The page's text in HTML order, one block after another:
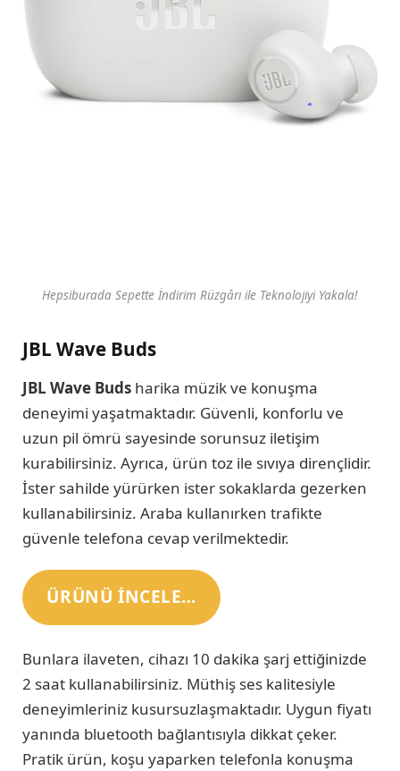
Hepsiburada Sepette İndirim Rüzgârı ile Teknolojiyi Yakala!
JBL Wave Buds
JBL Wave Buds harika müzik ve konuşma
deneyimi yaşatmaktadır. Güvenli, konforlu ve
uzun pil ömrü sayesinde sorunsuz iletişim
kurabilirsiniz. Ayrıca, ürün toz ile sıvıya dirençlidir.
İster sahilde yürürken ister sokaklarda gezerken
kullanabilirsiniz. Araba kullanırken trafikte
güvenle telefona cevap verilmektedir.
ÜRÜNÜ INCELE…
Bunlara ilaveten, cihazı 10 dakika şarj ettiğinizde
2 saat kullanabilirsiniz. Müthiş ses kalitesiyle
deneyimleriniz kusursuzlaşmaktadır. Uygun fiyatı
yanında bluetooth bağlantısıyla dikkat çeker.
Pratik ürün, koşu yaparken telefonla konuşma